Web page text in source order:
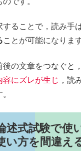
ることで，読み手
ことが可能になります
の文章をつなぐと，
にズレが生じ ，読
述式試験で使
方を間違